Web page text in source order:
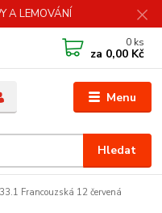
A LEMOVÁNÍ
Menu
Hledat
0 ks
za 0,00 Kč
Francouzská 12 červená